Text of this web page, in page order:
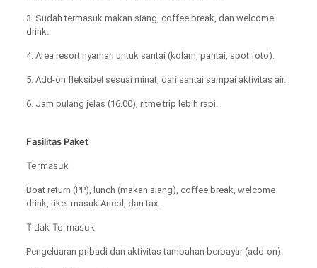
3. Sudah termasuk makan siang, coffee break, dan welcome
drink.
4. Area resort nyaman untuk santai (kolam, pantai, spot foto).
5. Add-on fleksibel sesuai minat, dari santai sampai aktivitas air.
6. Jam pulang jelas (16.00), ritme trip lebih rapi.
Fasilitas Paket
Termasuk
Boat return (PP), lunch (makan siang), coffee break, welcome
drink, tiket masuk Ancol, dan tax.
Tidak Termasuk
Pengeluaran pribadi dan aktivitas tambahan berbayar (add-on).